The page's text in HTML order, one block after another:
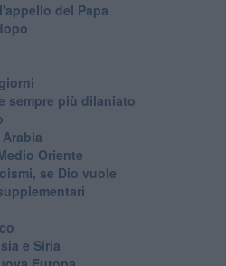
del Papa
sempre più dilaniato
Oriente
se Dio vuole
e Siria